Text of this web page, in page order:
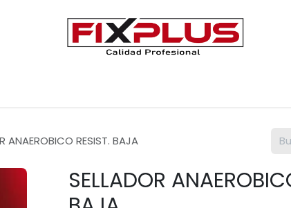
ANAEROBICO RESIST. BAJA
SELLADOR